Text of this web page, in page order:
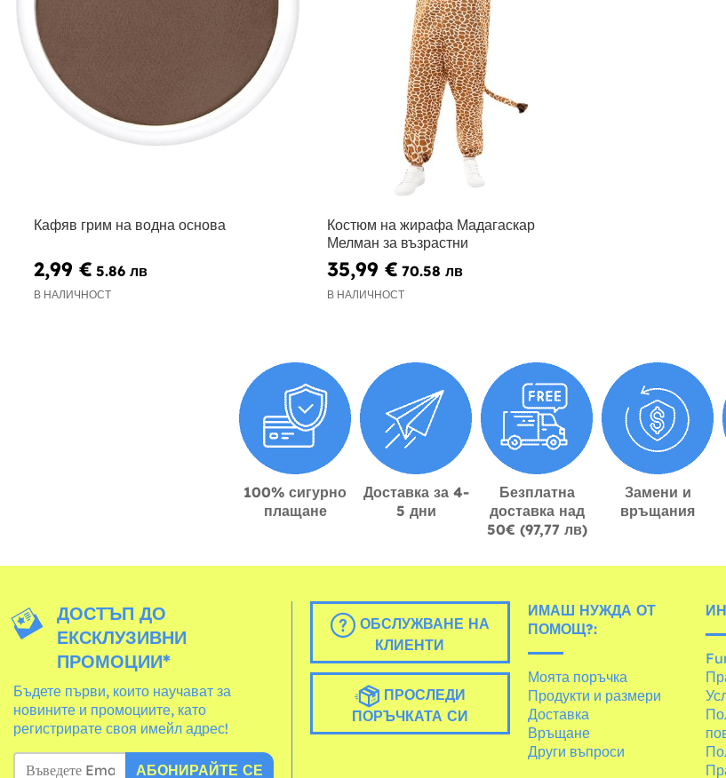
Кафяв грим на водна основа
2,99 € 5.86 лв
В НАЛИЧНОСТ
Костюм на жирафа Мадагаскар
Мелман за възрастни
35,99 € 70.58 лв
В НАЛИЧНОСТ
100% сигурно
плащане
Доставка за 4-
5 дни
Безплатна
доставка над
50€ (97,77 лв)
Замени и
връщания
ДОСТЪП ДО
ЕКСКЛУЗИВНИ
ПРОМОЦИИ*
Бъдете първи, които научават за
новините и промоциите, като
регистрирате своя имейл адрес!
АБОНИРАЙТЕ СЕ
ОБСЛУЖВАНЕ НА
КЛИЕНТИ
ПРОСЛЕДИ
ПОРЪЧКАТА СИ
ИМАШ НУЖДА ОТ
ПОМОЩ?:
Моята поръчка
Продукти и размери
Доставка
Връщане
Други въпроси